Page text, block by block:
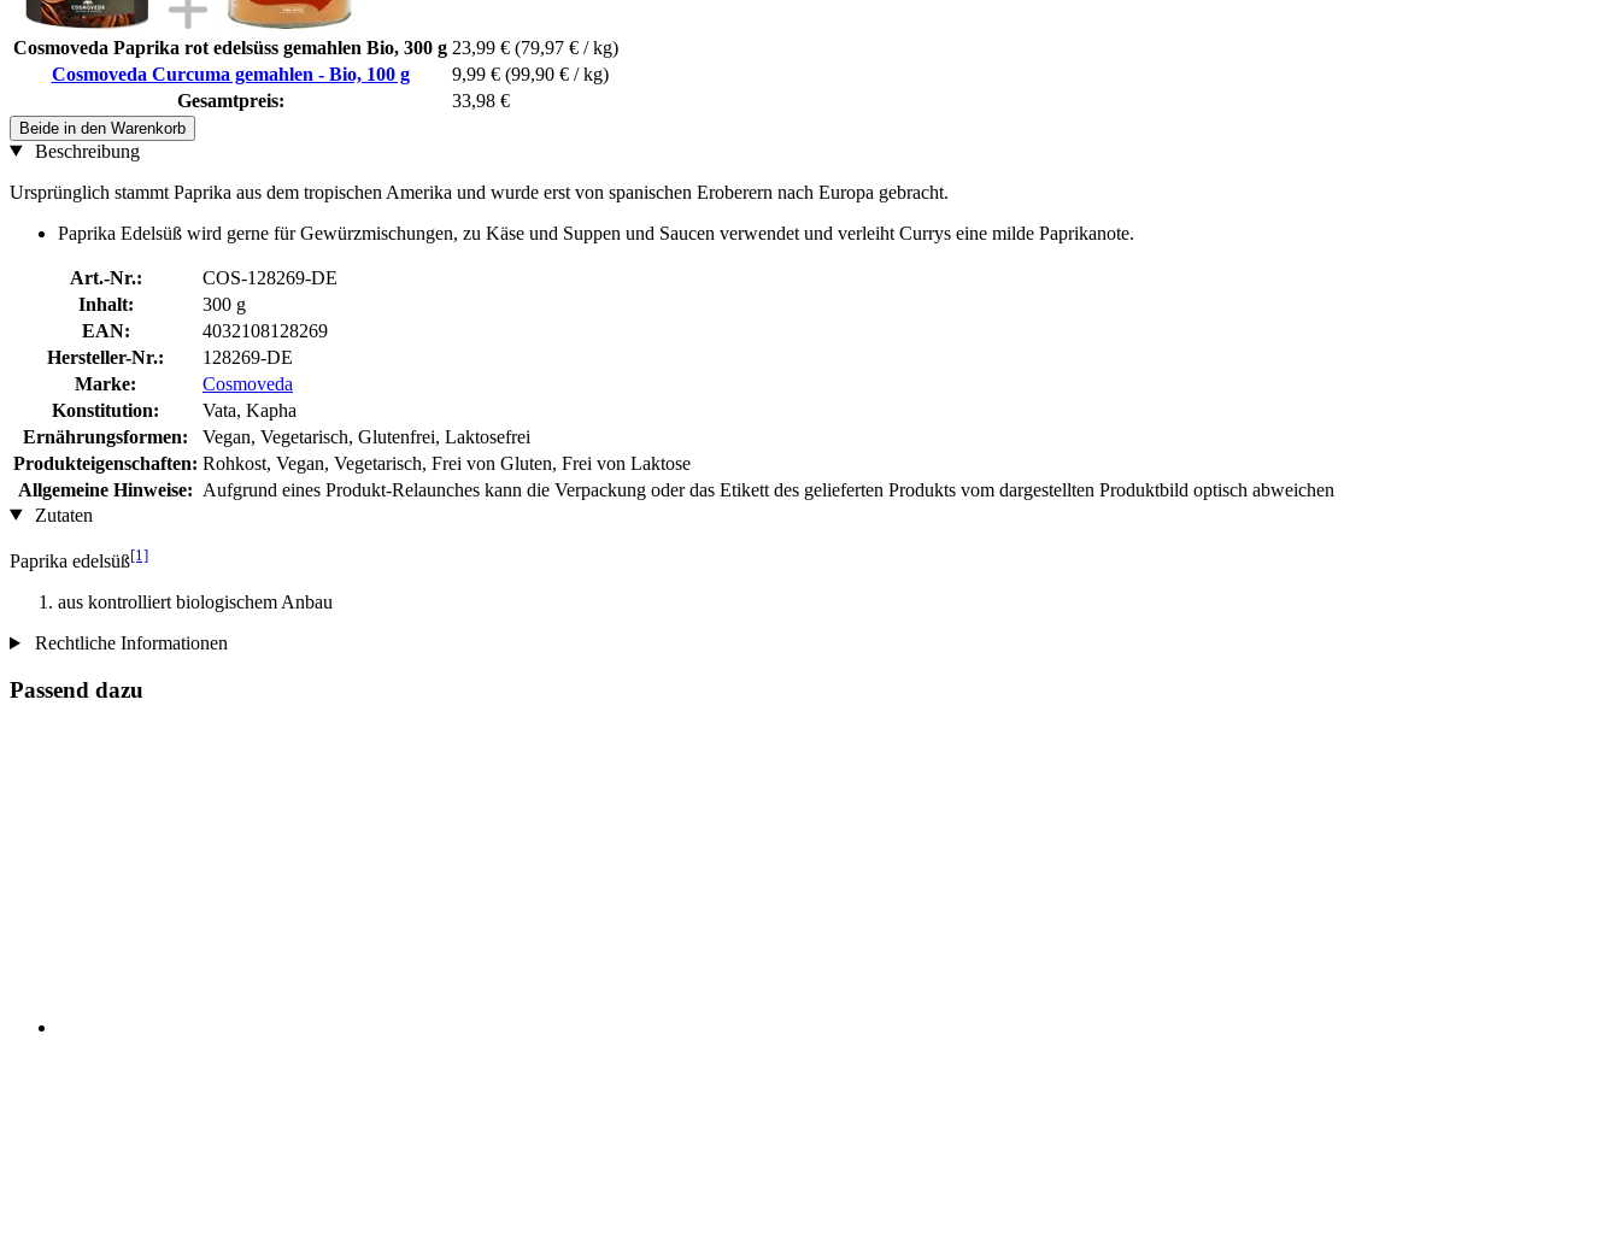
Cosmoveda Paprika rot edelsüss gemahlen Bio, 300 g 23,99 € (79,97 € / kg)
Cosmoveda Curcuma gemahlen - Bio, 100 g
9,99 € (99,90 € / kg)
Gesamtpreis:
33,98 €
Beide in den Warenkorb
Beschreibung
Ursprünglich stammt Paprika aus dem tropischen Amerika und wurde erst von spanischen Eroberern nach Europa gebracht.
Paprika Edelsüß wird gerne für Gewürzmischungen, zu Käse und Suppen und Saucen verwendet und verleiht Currys eine milde Paprikanote.
Art.-Nr.:
COS-128269-DE
Inhalt:
300 g
EAN:
4032108128269
Hersteller-Nr.:
128269-DE
Marke:
Cosmoveda
Konstitution:
Vata, Kapha
Ernährungsformen:
Vegan, Vegetarisch, Glutenfrei, Laktosefrei
Produkteigenschaften: Rohkost, Vegan, Vegetarisch, Frei von Gluten, Frei von Laktose
Allgemeine Hinweise: Aufgrund eines Produkt-Relaunches kann die Verpackung oder das Etikett des gelieferten Produkts vom dargestellten Produktbild optisch abweichen
Zutaten
Paprika edelsüß[1]
aus kontrolliert biologischem Anbau
Rechtliche Informationen
Passend dazu